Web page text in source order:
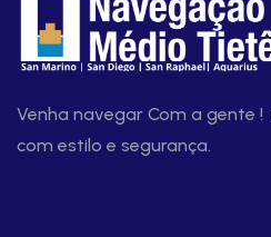
Venha navegar Com a gente !
com estilo e segurança.